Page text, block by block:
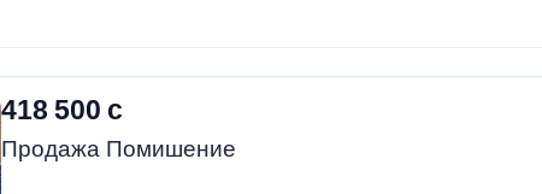
418 500 с
Продажа Помишение